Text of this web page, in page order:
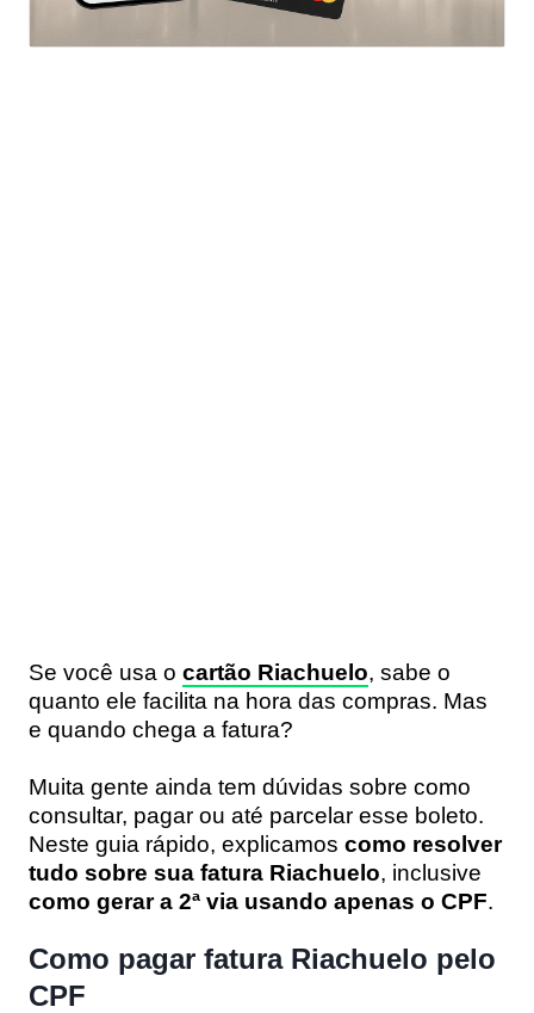
Se você usa o cartão Riachuelo, sabe o
quanto ele facilita na hora das compras. Mas
e quando chega a fatura?
Muita gente ainda tem dúvidas sobre como
consultar, pagar ou até parcelar esse boleto.
Neste guia rápido, explicamos como resolver
tudo sobre sua fatura Riachuelo, inclusive
como gerar a 2ª via usando apenas o CPF.
Como pagar fatura Riachuelo pelo
CPF